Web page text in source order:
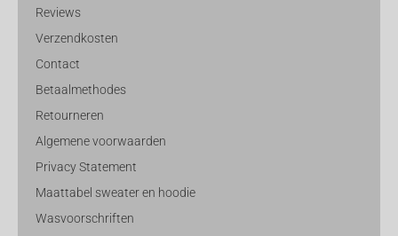
Reviews
Verzendkosten
Contact
Betaalmethodes
Retourneren
Algemene voorwaarden
Privacy Statement
Maattabel sweater en hoodie
Wasvoorschriften